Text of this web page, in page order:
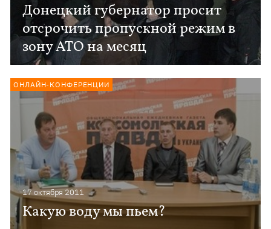
Донецкий губернатор просит
отсрочить пропускной режим в
зону АТО на месяц
17 октября 2011
Какую воду мы пьем?
ОНЛАЙН-КОНФЕРЕНЦИИ